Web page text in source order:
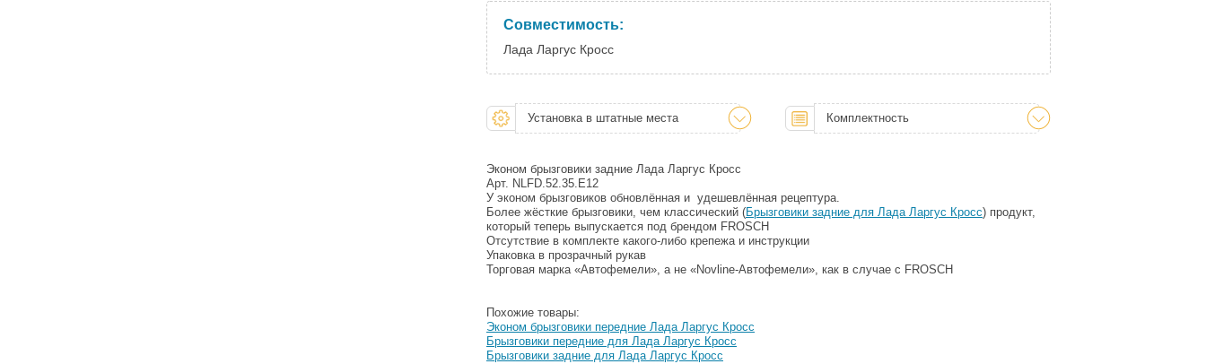
Совместимость:
Лада Ларгус Кросс
Установка в штатные места Комплектность
Эконом брызговики задние Лада Ларгус Кросс
Арт. NLFD.52.35.E12
У эконом брызговиков обновлённая и удешевлённая рецептура.
Более жёсткие брызговики, чем классический (Брызговики задние для Лада Ларгус Кросс) продукт,
который теперь выпускается под брендом FROSCH
Отсутствие в комплекте какого-либо крепежа и инструкции
Упаковка в прозрачный рукав
Торговая марка «Автофемели», а не «Novline-Автофемели», как в случае с FROSCH
Похожие товары:
Эконом брызговики передние Лада Ларгус Кросс
Брызговики передние для Лада Ларгус Кросс
Брызговики задние для Лада Ларгус Кросс